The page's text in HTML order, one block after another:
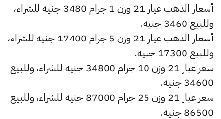
أسعار الذهب عيار 21 وزن 1 جرام 3480 جنيه للشراء،
وللبيع 3460 جنيه.
أسعار الذهب عيار 21 وزن 5 جرام 17400 جنيه للشراء،
وللبيع 17300 جنيه.
سعر عيار 21 وزن 10 جرام 34800 جنيه للشراء، وللبيع
34600 جنيه.
سعر عيار 21 وزن 25 جرام 87000 جنيه للشراء، وللبيع
86500 جنيه.